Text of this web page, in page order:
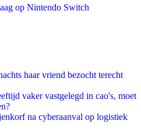
op Nintendo Switch
haar vriend bezocht terecht
vaker vastgelegd in cao's, moet
na cyberaanval op logistiek